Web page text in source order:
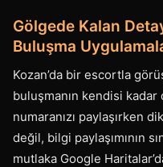
Gölgede Kalan
Buluşma
Kozan’da bir escortla
buluşmanın kendisi
numaranızı paylaşırken
değil, bilgi paylaşımının
mutlaka Google